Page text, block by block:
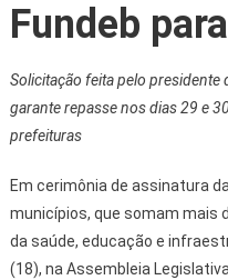
Fundeb
Solicitação feita pelo presidente
garante repasse nos dias 29 e
prefeituras
Em cerimônia de assinatura
municípios, que somam mais
da saúde, educação e
(18), na Assembleia